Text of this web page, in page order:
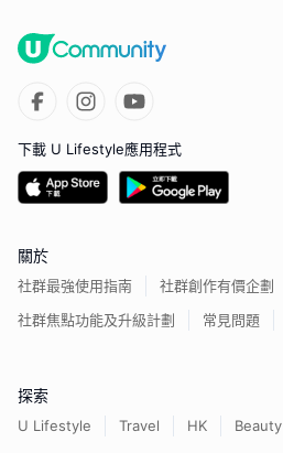
下載 U Lifestyle應用程式
關於
社群最強使用指南
社群創作有價企劃
社群焦點功能及升級計劃
常見問題
探索
U Lifestyle Travel HK Beauty